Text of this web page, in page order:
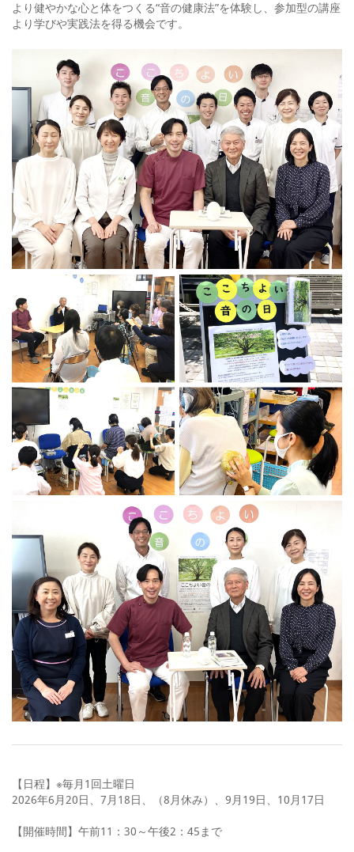
より健やかな心と体をつくる“音の健康法”を体験し、参加型の講座
より学びや実践法を得る機会です。
【日程】※毎月1回土曜日
2026年6月20日、7月18日、（8月休み）、9月19日、10月17日
【開催時間】午前11：30～午後2：45まで